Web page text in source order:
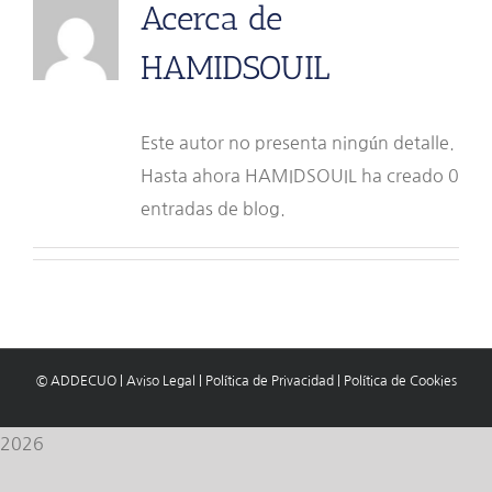
Acerca de
HAMIDSOUIL
Este autor no presenta ningún detalle.
Hasta ahora HAMIDSOUIL ha creado 0
entradas de blog.
© ADDECUO Aviso Legal Política de Privacidad Política de Cookies
2026